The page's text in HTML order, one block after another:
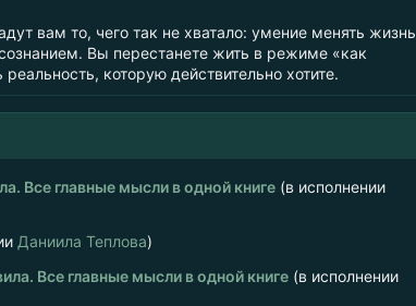
вам то, чего так не хватало: умение менять жизнь
Вы перестанете жить в режиме «как
которую действительно хотите.
Все главные мысли в одной книге (в исполнении
Даниила Теплова)
Все главные мысли в одной книге (в исполнении